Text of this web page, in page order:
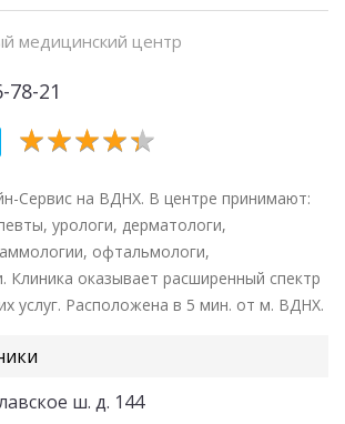
медицинский центр
78-21
★★★★★
★★★★★
Сервис на ВДНХ. В центре принимают:
урологи, дерматологи,
офтальмологи,
Клиника оказывает расширенный спектр
услуг. Расположена в 5 мин. от м. ВДНХ.
ш. д. 144